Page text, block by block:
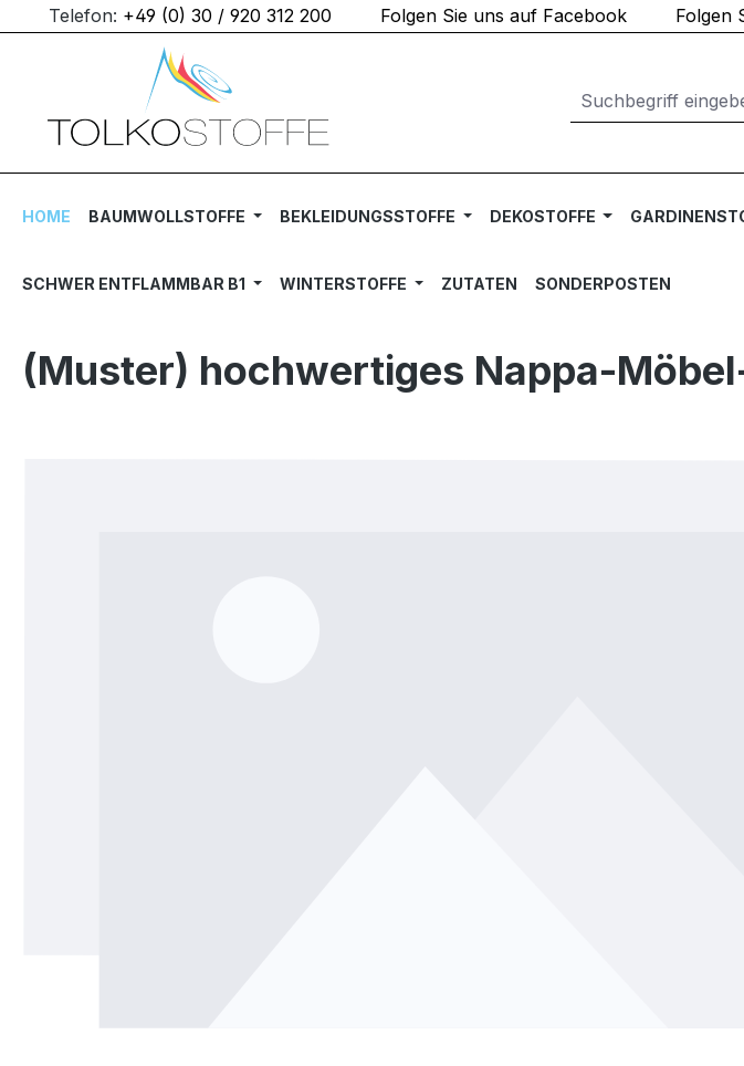
Hauptinhalt springen
Zur Suche springen
Zur Hauptnavigation springen
Telefon: +49 (0) 30 / 920 312 200 Folgen Sie uns auf Facebook Folgen
HOME BAUMWOLLSTOFFE BEKLEIDUNGSSTOFFE DEKOSTOFFE
SCHWER ENTFLAMMBAR B1 WINTERSTOFFE ZUTATEN SONDERPOSTEN
(Muster) hochwertiges Nappa-